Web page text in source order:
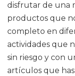
disfrutar de una
productos que
completo en
actividades que
sin riesgo y con
artículos que